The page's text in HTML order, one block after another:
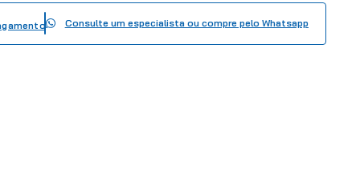
Consulte um especialista ou compre pelo Whatsapp